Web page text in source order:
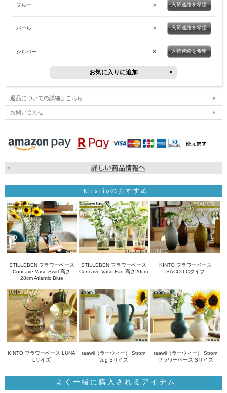
ブルー × 入荷連絡を希望
パール × 入荷連絡を希望
シルバー × 入荷連絡を希望
返品についての詳細はこちら
お問い合わせ
Kirarioのおすすめ
STILLEBEN フラワーベース
Concave Vase Swirl 高さ
28cm Atlantic Blue
STILLEBEN フラワーベース
Concave Vase Fan 高さ20cm
KINTO フラワーベース
SACCO Cタイプ
KINTO フラワーベース LUNA
Lサイズ
raawii（ラーウィー） Strom
Jug Sサイズ
raawii（ラーウィー） Strom
フラワーベース Sサイズ
よく一緒に購入されるアイテム